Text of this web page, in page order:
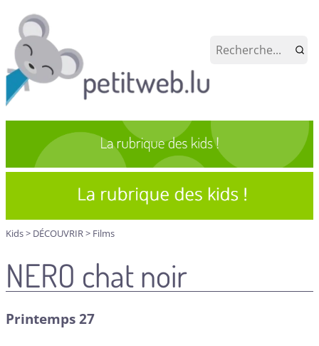
Kids> DÉCOUVRIR> Films
NERO chat noir
Printemps 27